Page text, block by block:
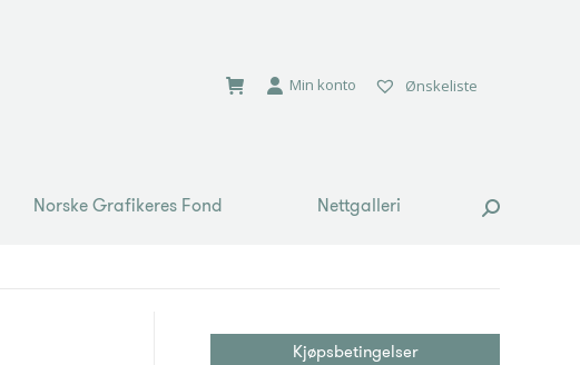
Min konto Ønskeliste
Norske Grafikeres Fond Nettgalleri Search:
Kjøpsbetingelser